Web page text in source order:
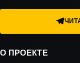
О ПРОЕКТЕ